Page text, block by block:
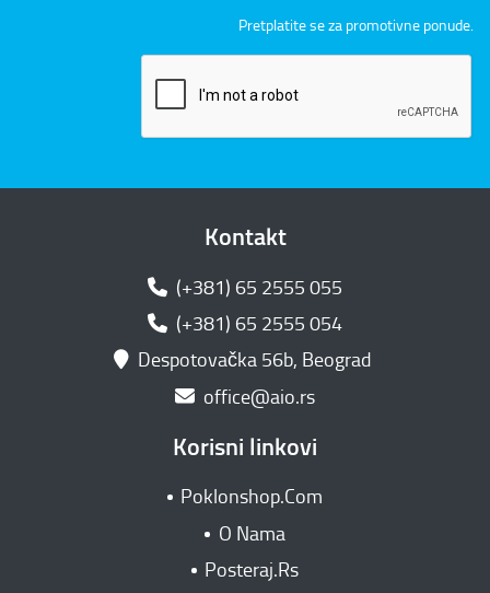
Pretplatite se za promotivne ponude.
Kontakt
(+381) 65 2555 055
(+381) 65 2555 054
Despotovačka 56b, Beograd
office@aio.rs
Korisni linkovi
Poklonshop.Com
O Nama
Posteraj.Rs